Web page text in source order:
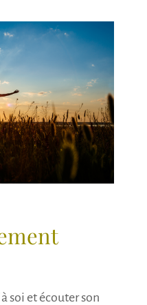
soi et écouter son